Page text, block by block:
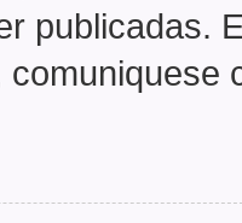
publicadas.
comuniquese